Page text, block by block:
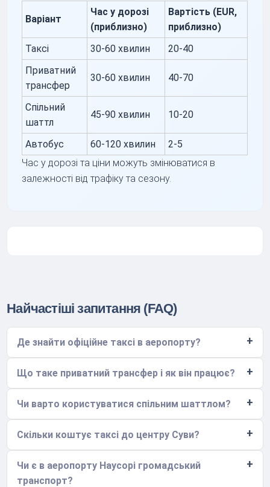
Варіант
Час у дорозі
(приблизно)
Вартість (EUR,
приблизно)
Таксі
30-60 хвилин
20-40
Приватний
трансфер
30-60 хвилин 40-70
Спільний
шаттл
45-90 хвилин 10-20
Автобус 60-120 хвилин
2-5
Час у дорозі та ціни можуть змінюватися в
залежності від трафіку та сезону.
Найчастіші запитання (FAQ)
Де знайти офіційне таксі в аеропорту?
Що таке приватний трансфер і як він працює?
Чи варто користуватися спільним шаттлом?
Скільки коштує таксі до центру Суви?
Чи є в аеропорту Наусорі громадський
транспорт?